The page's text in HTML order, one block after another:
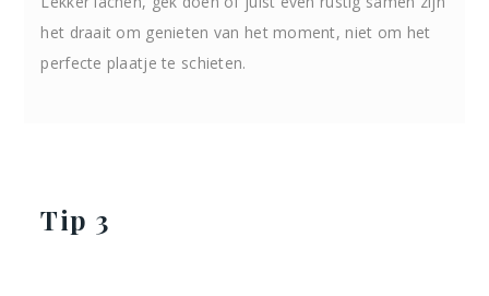
het draait om genieten van het moment, niet om het
perfecte plaatje te schieten.
Tip 3